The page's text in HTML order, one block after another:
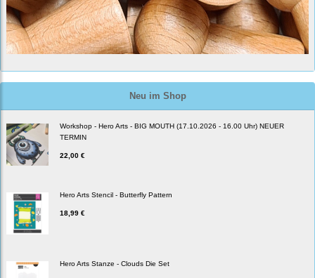
Neu im Shop
Workshop - Hero Arts - BIG MOUTH (17.10.2026 - 16.00 Uhr) NEUER
TERMIN
22,00 €
Hero Arts Stencil - Butterfly Pattern
18,99 €
Hero Arts Stanze - Clouds Die Set